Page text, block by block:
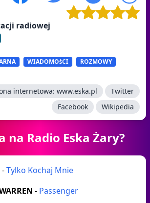
radiowej
WIADOMOśCI
ROZMOWY
internetowa: www.eska.pl
Twitter
Facebook
Wikipedia
na Radio Eska Żary?
-Tylko Kochaj Mnie
- Passenger